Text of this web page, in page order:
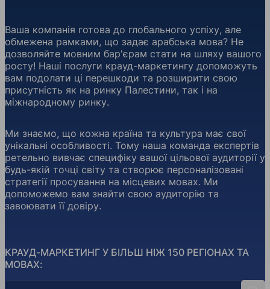
КРАУД-МАРКЕТИНГ У БІЛЬШ НІЖ 150 РЕГІОНАХ ТА
МОВАХ:
Ваша компанія готова до глобального успіху, але
обмежена рамками, що задає арабська мова? Не
дозволяйте мовним бар'єрам стати на шляху вашого
росту! Наші послуги крауд-маркетингу допоможуть
вам подолати ці перешкоди та розширити свою
присутність як на ринку Палестини, так і на
міжнародному ринку.
Ми знаємо, що кожна країна та культура має свої
унікальні особливості. Тому наша команда експертів
ретельно вивчає специфіку вашої цільової аудиторії у
будь-якій точці світу та створює персоналізовані
стратегії просування на місцевих мовах. Ми
допоможемо вам знайти свою аудиторію та
завоювати її довіру.